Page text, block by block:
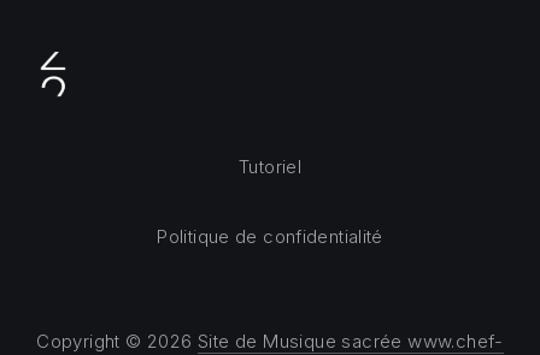
Copyright © 2026 Site de Musique sacrée www.chef-
Tutoriel
Politique de confidentialité